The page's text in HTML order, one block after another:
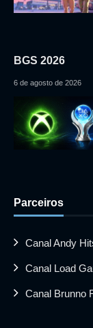
BGS 2026
6 de agosto de 2026
Parceiros
Canal Andy
Canal Load
Canal Brunno